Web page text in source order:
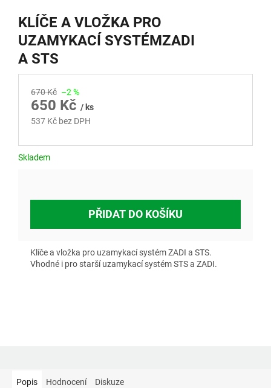
KLÍČE A VLOŽKA PRO
UZAMYKACÍ SYSTÉMZADI
A STS
670 Kč –2 %
650 Kč / ks
537 Kč bez DPH
Skladem
PŘIDAT DO KOŠÍKU
Klíče a vložka pro uzamykací systém ZADI a STS.
Vhodné i pro starší uzamykací systém STS a ZADI.
Popis Hodnocení Diskuze